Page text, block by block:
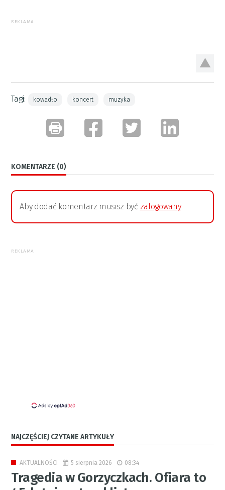
REKLAMA
Tagi: kowadło koncert muzyka
KOMENTARZE (0)
Aby dodać komentarz musisz być zalogowany
REKLAMA
NAJCZĘŚCIEJ CZYTANE ARTYKUŁY
AKTUALNOŚCI 5 sierpnia 2026 08:34
Tragedia w Gorzyczkach. Ofiara to